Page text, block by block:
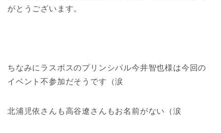
がとうございます。
ちなみにラスボスのプリンシパル今井智也様は今回の
イベント不参加だそうです（涙
北浦児依さんも高谷遼さんもお名前がない（涙